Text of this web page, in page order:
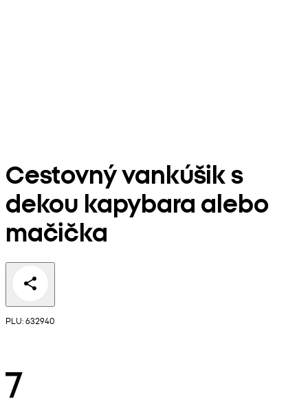
Cestovný vankúšik s
dekou kapybara alebo
mačička
PLU: 632940
7